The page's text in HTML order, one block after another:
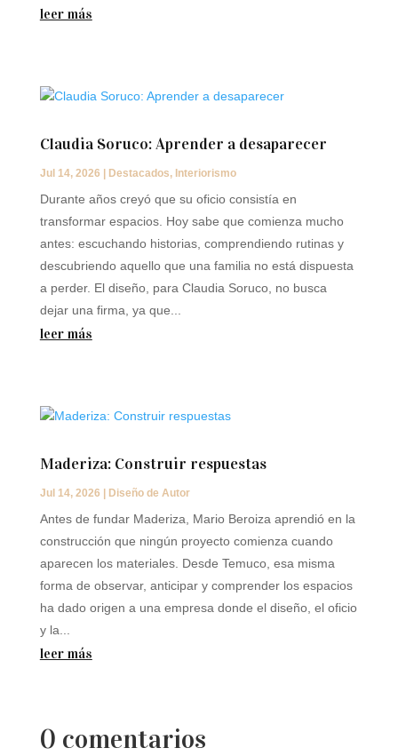
leer más
Claudia Soruco: Aprender a desaparecer
Jul 14, 2026 | Destacados, Interiorismo
Durante años creyó que su oficio consistía en
transformar espacios. Hoy sabe que comienza mucho
antes: escuchando historias, comprendiendo rutinas y
descubriendo aquello que una familia no está dispuesta
a perder. El diseño, para Claudia Soruco, no busca
dejar una firma, ya que...
leer más
Maderiza: Construir respuestas
Jul 14, 2026 | Diseño de Autor
Antes de fundar Maderiza, Mario Beroiza aprendió en la
construcción que ningún proyecto comienza cuando
aparecen los materiales. Desde Temuco, esa misma
forma de observar, anticipar y comprender los espacios
ha dado origen a una empresa donde el diseño, el oficio
y la...
leer más
0 comentarios